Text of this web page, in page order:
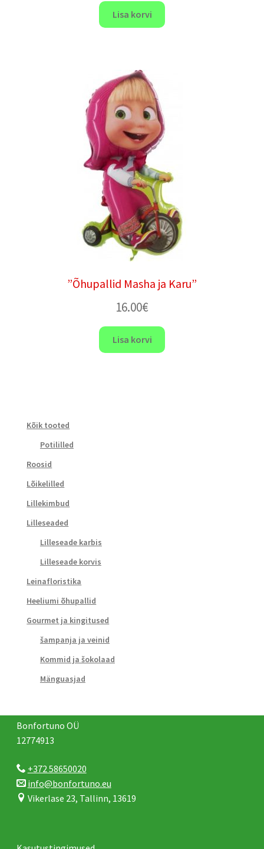
Lisa korvi
”Õhupallid Masha ja Karu”
16.00€
Lisa korvi
Kõik tooted
Potililled
Roosid
Lõikelilled
Lillekimbud
Lilleseaded
Lilleseade karbis
Lilleseade korvis
Leinafloristika
Heeliumi õhupallid
Gourmet ja kingitused
šampanja ja veinid
Kommid ja šokolaad
Mänguasjad
Bonfortuno OÜ
12774913
+372 58650020
info@bonfortuno.eu
Vikerlase 23, Tallinn, 13619